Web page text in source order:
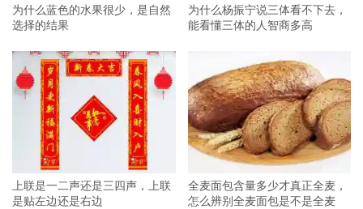
为什么蓝色的水果很少，是自然
选择的结果
为什么杨振宁说三体看不下去，
能看懂三体的人智商多高
上联是一二声还是三四声，上联
是贴左边还是右边
全麦面包含量多少才真正全麦，
怎么辨别全麦面包是不是全麦